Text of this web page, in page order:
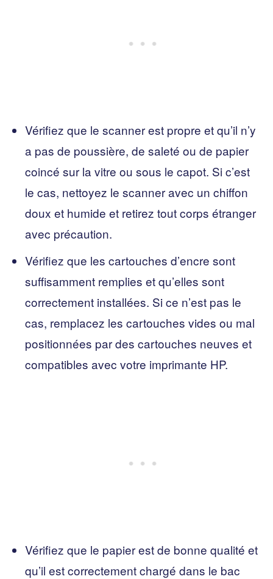
Vérifiez que le scanner est propre et qu’il n’y
a pas de poussière, de saleté ou de papier
coincé sur la vitre ou sous le capot. Si c’est
le cas, nettoyez le scanner avec un chiffon
doux et humide et retirez tout corps étranger
avec précaution.
Vérifiez que les cartouches d’encre sont
suffisamment remplies et qu’elles sont
correctement installées. Si ce n’est pas le
cas, remplacez les cartouches vides ou mal
positionnées par des cartouches neuves et
compatibles avec votre imprimante HP.
Vérifiez que le papier est de bonne qualité et
qu’il est correctement chargé dans le bac